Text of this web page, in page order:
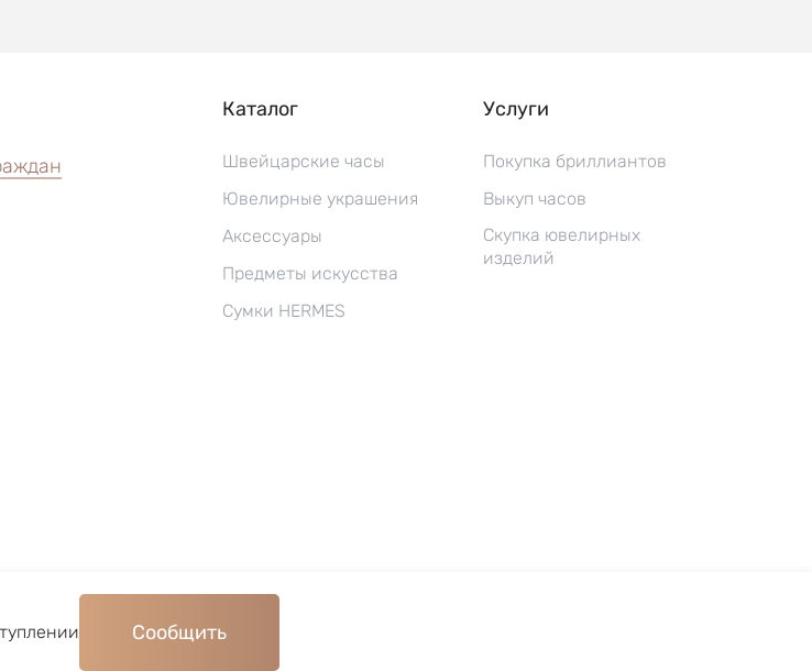
Сообщить
Каталог
Швейцарские часы
Ювелирные украшения
Аксессуары
Предметы искусства
Сумки HERMES
Услуги
Покупка бриллиантов
Выкуп часов
Скупка ювелирных
изделий
ломбард «Перспектива»